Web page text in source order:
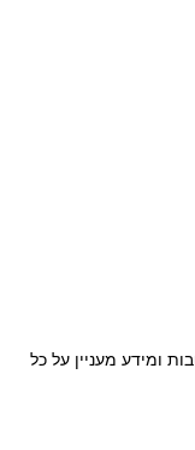
ומידע מעניין על כל